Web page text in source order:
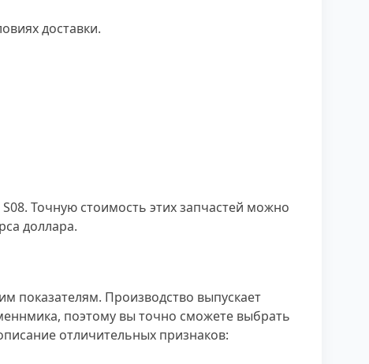
доставки.
Точную стоимость этих запчастей можно
доллара.
показателям. Производство выпускает
поэтому вы точно сможете выбрать
отличительных признаков: